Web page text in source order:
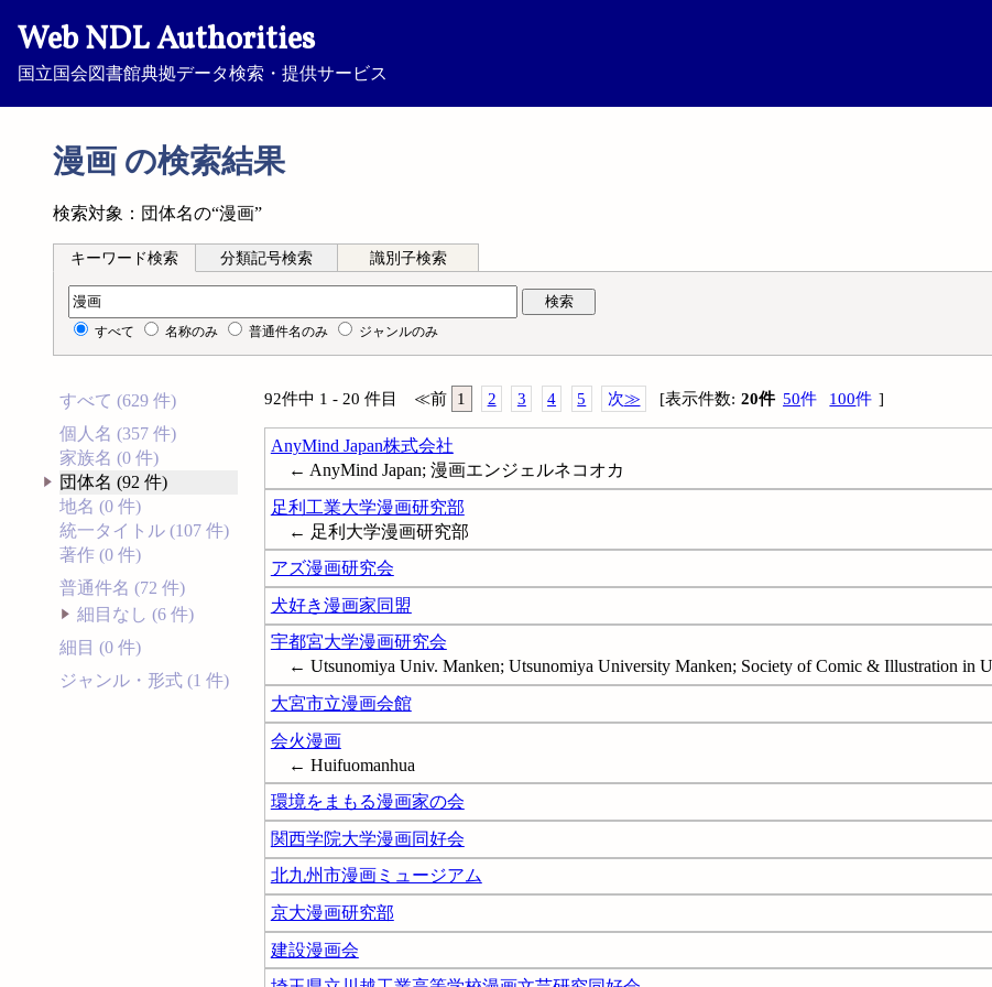
Web NDL Authorities
国立国会図書館典拠データ検索・提供サービス
漫画 の検索結果
検索対象：団体名の“漫画”
キーワード検索 分類記号検索 識別子検索
キーワード検索 検索
すべて 名称のみ 普通件名のみ ジャンルのみ
すべて (629 件)
個人名 (357 件)
家族名 (0 件)
団体名 (92 件)
地名 (0 件)
統一タイトル (107 件)
著作 (0 件)
普通件名 (72 件)
細目なし (6 件)
細目 (0 件)
ジャンル・形式 (1 件)
92件中 1 - 20 件目 ≪前 1 2 3 4 5 次≫ [表示件数: 20件 50件 100件 ]
AnyMind Japan株式会社
← AnyMind Japan; 漫画エンジェルネコオカ
足利工業大学漫画研究部
← 足利大学漫画研究部
アズ漫画研究会
犬好き漫画家同盟
宇都宮大学漫画研究会
← Utsunomiya Univ. Manken; Utsunomiya University Manken; Society of Comic & Illustration in
大宮市立漫画会館
会火漫画
← Huifuomanhua
環境をまもる漫画家の会
関西学院大学漫画同好会
北九州市漫画ミュージアム
京大漫画研究部
建設漫画会